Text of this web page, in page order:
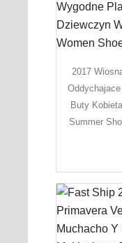
2017
Buty
Summer